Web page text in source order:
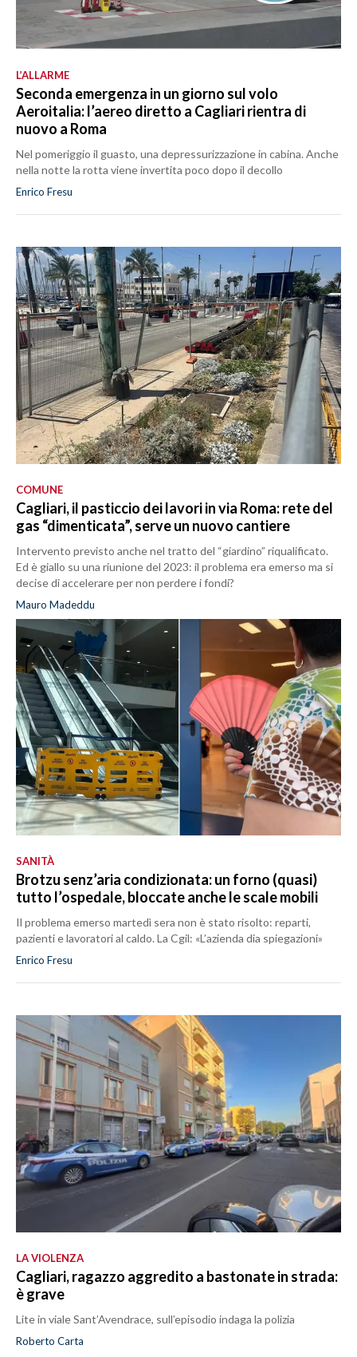
L’ALLARME
Seconda emergenza in un giorno sul volo
Aeroitalia: l’aereo diretto a Cagliari rientra di
nuovo a Roma
Nel pomeriggio il guasto, una depressurizzazione in cabina. Anche
nella notte la rotta viene invertita poco dopo il decollo
Enrico Fresu
COMUNE
Cagliari, il pasticcio dei lavori in via Roma: rete del
gas “dimenticata”, serve un nuovo cantiere
Intervento previsto anche nel tratto del “giardino” riqualificato.
Ed è giallo su una riunione del 2023: il problema era emerso ma si
decise di accelerare per non perdere i fondi?
Mauro Madeddu
SANITÀ
Brotzu senz’aria condizionata: un forno (quasi)
tutto l’ospedale, bloccate anche le scale mobili
Il problema emerso martedì sera non è stato risolto: reparti,
pazienti e lavoratori al caldo. La Cgil: «L’azienda dia spiegazioni»
Enrico Fresu
LA VIOLENZA
Cagliari, ragazzo aggredito a bastonate in strada:
è grave
Lite in viale Sant’Avendrace, sull’episodio indaga la polizia
Roberto Carta